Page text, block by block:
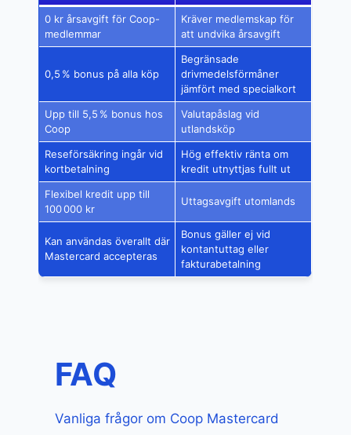
0 kr årsavgift för Coop-
medlemmar
Kräver medlemskap för
att undvika årsavgift
0,5 % bonus på alla köp
Begränsade
drivmedelsförmåner
jämfört med specialkort
Upp till 5,5 % bonus hos
Coop
Valutapåslag vid
utlandsköp
Reseförsäkring ingår vid
kortbetalning
Hög effektiv ränta om
kredit utnyttjas fullt ut
Flexibel kredit upp till
100 000 kr
Uttagsavgift utomlands
Kan användas överallt där
Mastercard accepteras
Bonus gäller ej vid
kontantuttag eller
fakturabetalning
FAQ
Vanliga frågor om Coop Mastercard